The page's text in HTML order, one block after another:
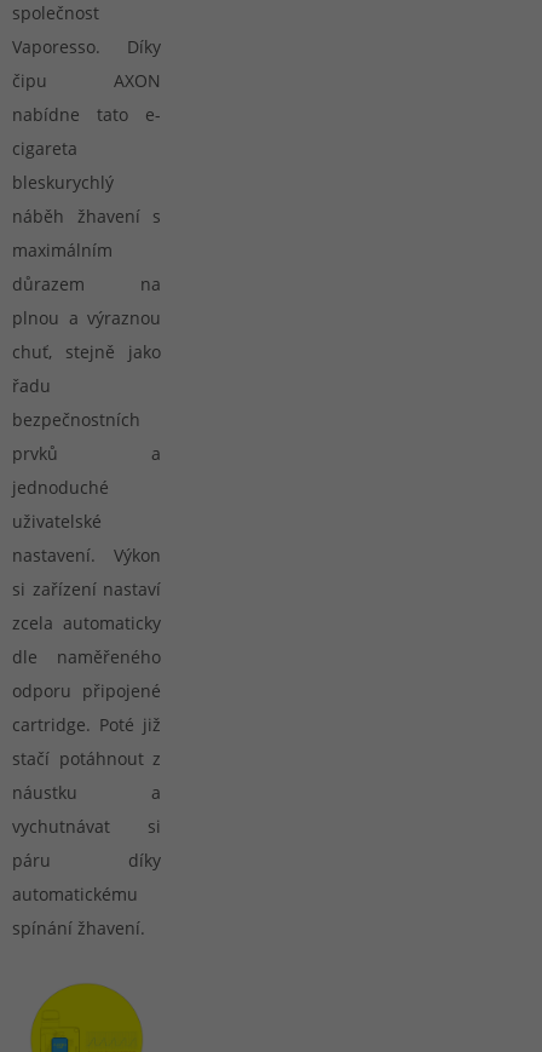
společnost
Vaporesso. Díky
čipu AXON
nabídne tato e-
cigareta
bleskurychlý
náběh žhavení s
maximálním
důrazem na
plnou a výraznou
chuť, stejně jako
řadu
bezpečnostních
prvků a
jednoduché
uživatelské
nastavení. Výkon
si zařízení nastaví
zcela automaticky
dle naměřeného
odporu připojené
cartridge. Poté již
stačí potáhnout z
náustku a
vychutnávat si
páru díky
automatickému
spínání žhavení.